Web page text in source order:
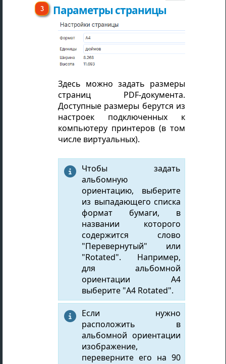
Параметры страницы
Здесь можно задать размеры
страниц PDF-документа.
Доступные размеры берутся из
настроек подключенных к
компьютеру принтеров (в том
числе виртуальных).
 Чтобы задать
альбомную
ориентацию, выберите
из выпадающего списка
формат бумаги, в
названии которого
содержится слово
"Перевернутый" или
"Rotated". Например,
для альбомной
ориентации A4
выберите "A4 Rotated".
 Если нужно
расположить в
альбомной ориентации
изображение,
переверните его на 90